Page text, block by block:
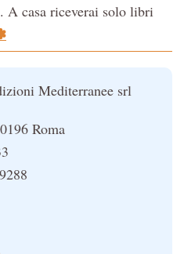
. A casa riceverai solo libri
Mediterranee srl
Roma